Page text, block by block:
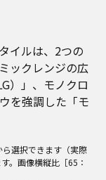
イルは、2つの
ックレンジの広
）」、モノクロ
を強調した「モ
選択できます（実際
。画像横縦比［65：